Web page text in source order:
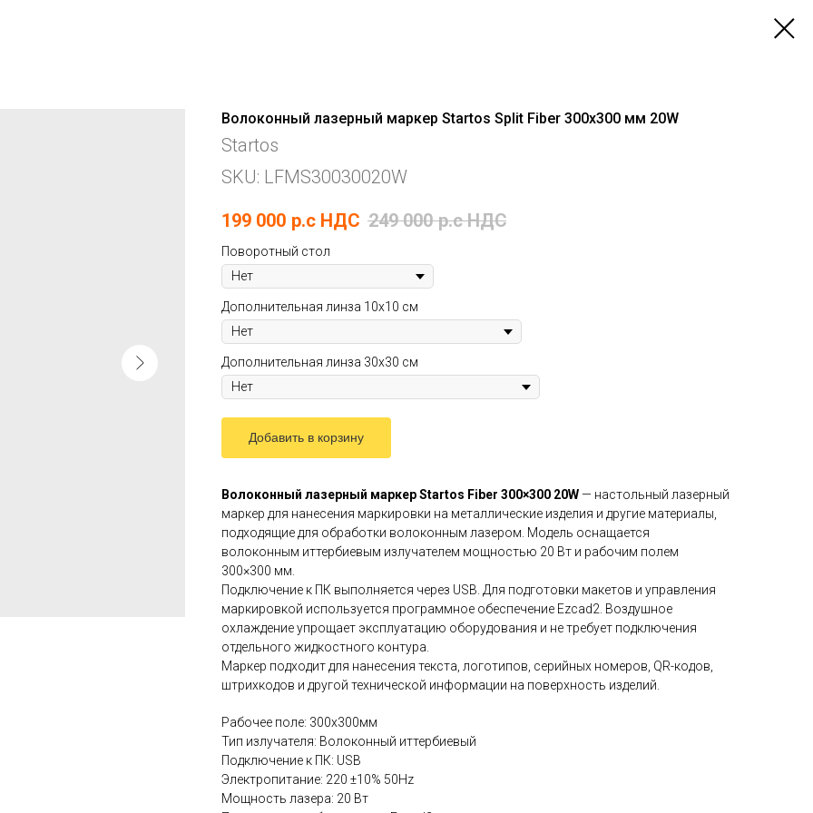
Волоконный лазерный маркер Startos Split Fiber 300x300 мм 20W
Startos
SKU: LFMS30030020W
199 000 р.c НДС 249 000 р.c НДС
Поворотный стол
Дополнительная линза 10х10 см
Дополнительная линза 30х30 см
Добавить в корзину
Волоконный лазерный маркер Startos Fiber 300×300 20W— настольный лазерный
маркер для нанесения маркировки на металлические изделия и другие материалы,
подходящие для обработки волоконным лазером. Модель оснащается
волоконным иттербиевым излучателем мощностью 20 Вт и рабочим полем
300×300 мм.
Подключение к ПК выполняется через USB. Для подготовки макетов и управления
маркировкой используется программное обеспечение Ezcad2. Воздушное
охлаждение упрощает эксплуатацию оборудования и не требует подключения
отдельного жидкостного контура.
Маркер подходит для нанесения текста, логотипов, серийных номеров, QR-кодов,
штрихкодов и другой технической информации на поверхность изделий.
Рабочее поле: 300x300мм
Тип излучателя: Волоконный иттербиевый
Подключение к ПК: USB
Электропитание: 220 ±10% 50Hz
Мощность лазера: 20 Вт